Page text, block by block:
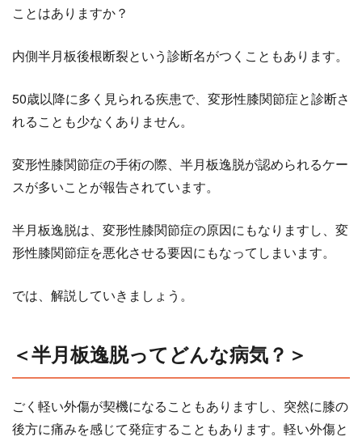
ことはありますか？
内側半月板後根断裂という診断名がつくこともあります。
50歳以降に多く見られる疾患で、変形性膝関節症と診断さ
れることも少なくありません。
変形性膝関節症の手術の際、半月板逸脱が認められるケー
スが多いことが報告されています。
半月板逸脱は、変形性膝関節症の原因にもなりますし、変
形性膝関節症を悪化させる要因にもなってしまいます。
では、解説していきましょう。
＜半月板逸脱ってどんな病気？＞
ごく軽い外傷が契機になることもありますし、突然に膝の
後方に痛みを感じて発症することもあります。軽い外傷と